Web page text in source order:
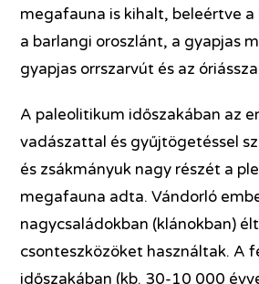
megafauna is kihalt, beleértve
a barlangi oroszlánt, a gyapjas
gyapjas orrszarvút és az
A paleolitikum időszakában az
vadászattal és gyűjtögetéssel
és zsákmányuk nagy részét a
megafauna adta. Vándorló
nagycsaládokban (klánokban)
csonteszközöket használtak. A
időszakában (kb. 30-10 000